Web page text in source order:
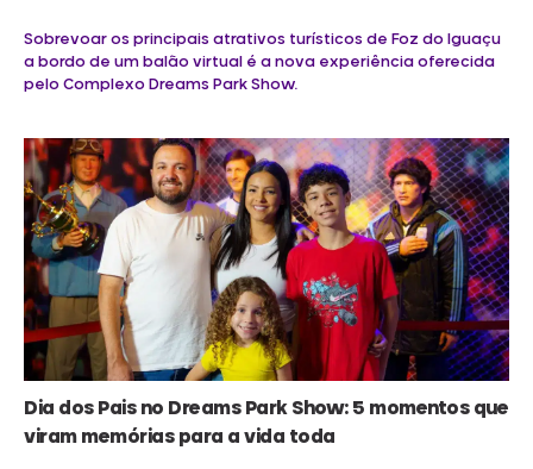
Sobrevoar os principais atrativos turísticos de Foz do Iguaçu
a bordo de um balão virtual é a nova experiência oferecida
pelo Complexo Dreams Park Show.
Dia dos Pais no Dreams Park Show: 5 momentos que
viram memórias para a vida toda